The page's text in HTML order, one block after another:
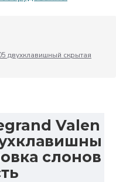
двухклавишный скрытая
Valen
слонов